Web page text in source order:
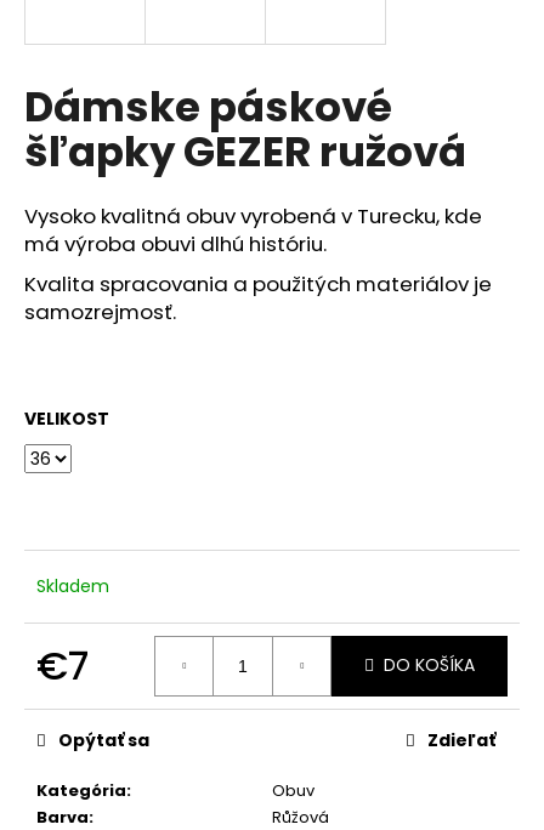
Dámske páskové
šľapky GEZER ružová
Vysoko kvalitná obuv vyrobená v Turecku, kde
má výroba obuvi dlhú históriu.
Kvalita spracovania a použitých materiálov je
samozrejmosť.
VELIKOST
Skladem
€7
cena:
DO KOŠÍKA
Kategória:
Obuv
Barva:
Růžová
Opýtať sa Zdieľať
s
ť
?
HĽADAŤ
d
p
o
č
a
m
e